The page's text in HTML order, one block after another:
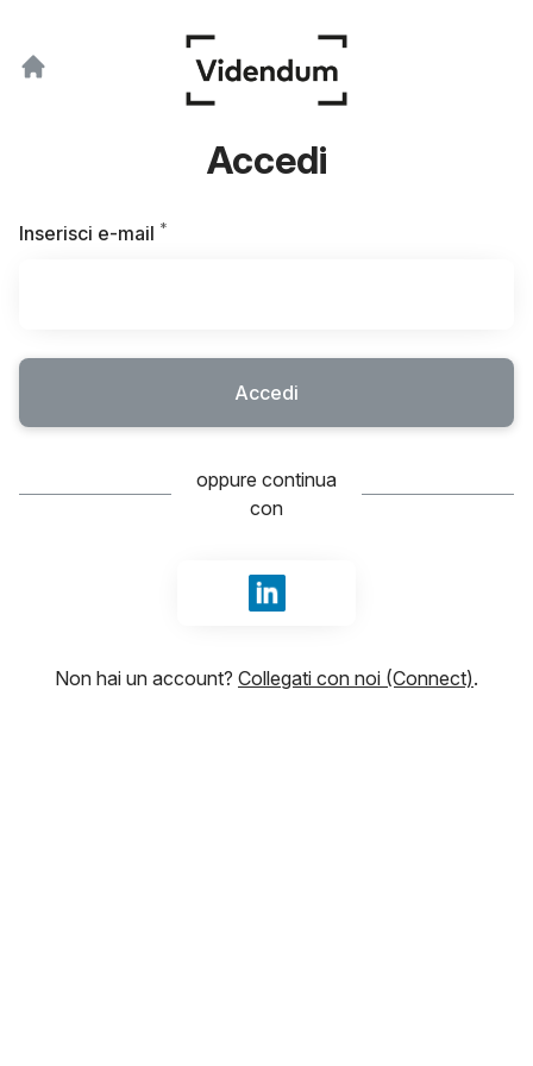
Accedi
Inserisci e-mail *
Accedi
oppure continua
con
Accedi con LinkedIn
Non hai un account? Collegati con noi (Connect).